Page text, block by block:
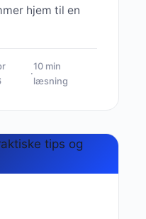
hjem til en
·
10 min
læsning